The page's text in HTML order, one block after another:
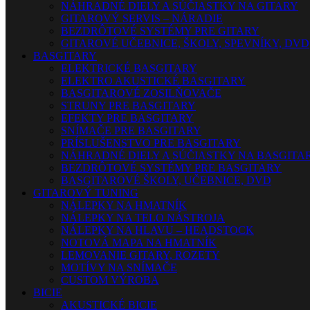
NÁHRADNÉ DIELY A SÚČIASTKY NA GITARY
GITAROVÝ SERVIS – NÁRADIE
BEZDRÔTOVÉ SYSTÉMY PRE GITARY
GITAROVÉ UČEBNICE, ŠKOLY, SPEVNÍKY, DVD
BASGITARY
ELEKTRICKÉ BASGITARY
ELEKTRO AKUSTICKÉ BASGITARY
BASGITAROVÉ ZOSILŇOVAČE
STRUNY PRE BASGITARY
EFEKTY PRE BASGITARY
SNÍMAČE PRE BASGITARY
PRÍSLUŠENSTVO PRE BASGITARY
NÁHRADNÉ DIELY A SÚČIASTKY NA
BEZDRÔTOVÉ SYSTÉMY PRE BASGITARY
BASGITAROVÉ ŠKOLY, UČEBNICE, DVD
GITAROVÝ TUNING
NÁLEPKY NA HMATNÍK
NÁLEPKY NA TELO NÁSTROJA
NÁLEPKY NA HLAVU – HEADSTOCK
NOTOVÁ MAPA NA HMATNÍK
LEMOVANIE GITARY, ROZETY
MOTÍVY NA SNÍMAČE
CUSTOM VÝROBA
BICIE
AKUSTICKÉ BICIE